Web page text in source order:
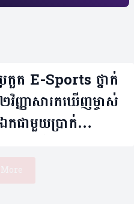
រកួត E-Sports ថ្នាក់
វិញ្ញាសា​រកឃើញម្ចាស់
កជាមួយប្រាក់